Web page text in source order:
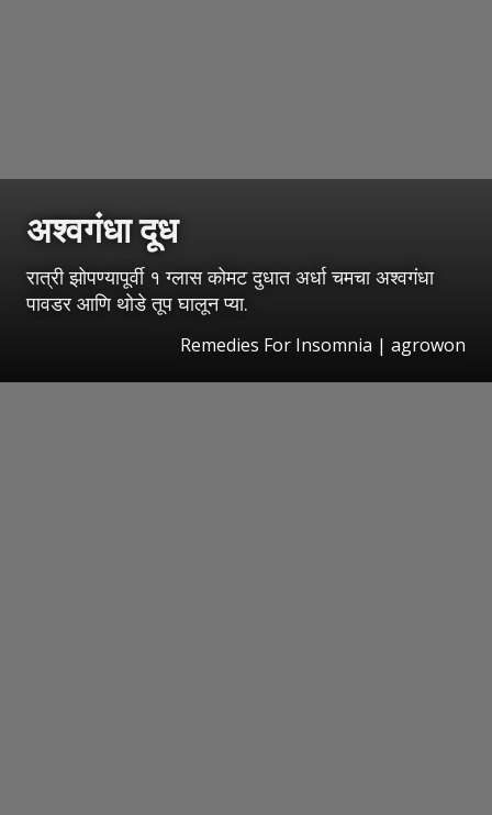
अश्वगंधा दूध
रात्री झोपण्यापूर्वी १ ग्लास कोमट दुधात अर्धा चमचा अश्वगंधा
पावडर आणि थोडे तूप घालून प्या.
Remedies For Insomnia | agrowon